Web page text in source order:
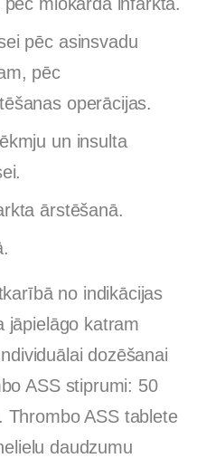
pēc asinsvadu
pēc
operācijas.
un insulta
ārstēšanā.
no indikācijas
jāpielāgo katram
dozēšanai
ASS stiprumi: 50
ASS tablete
daudzumu